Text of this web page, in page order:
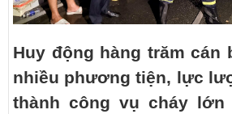
Huy động hàng trăm cán
nhiều phương tiện, lực
thành công vụ cháy lớn